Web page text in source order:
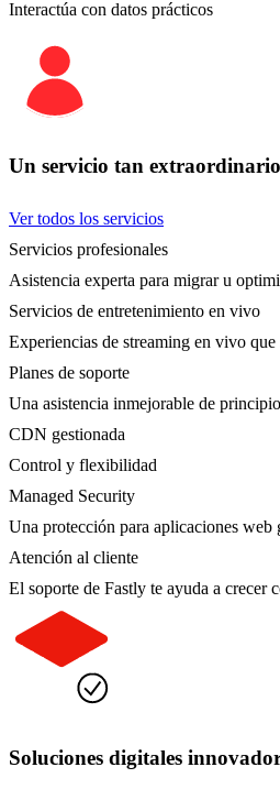
Interactúa con datos prácticos
Un servicio tan
Ver todos los servicios
Servicios profesionales
Asistencia experta para migrar u
Servicios de entretenimiento en vivo
Experiencias de streaming en vivo
Planes de soporte
Una asistencia inmejorable de
CDN gestionada
Control y flexibilidad
Managed Security
Una protección para aplicaciones web
Atención al cliente
El soporte de Fastly te ayuda a crecer
Soluciones digitales